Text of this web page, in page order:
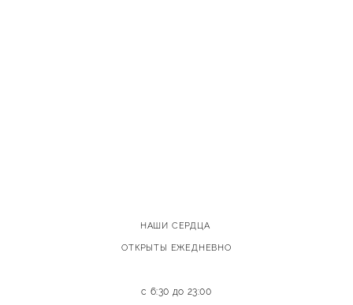
НАШИ СЕРДЦА
ОТКРЫТЫ ЕЖЕДНЕВНО
с 6:30 до 23:00